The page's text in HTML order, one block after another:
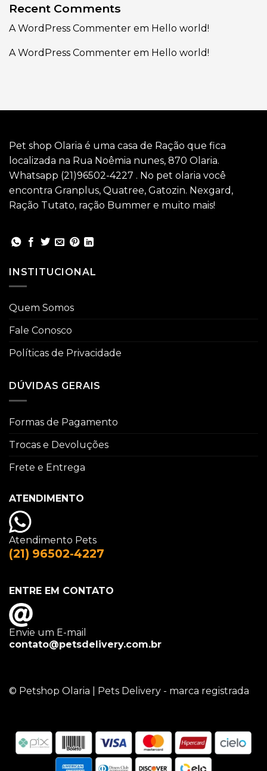
Recent Comments
A WordPress Commenter em Hello world!
A WordPress Commenter em Hello world!
Pet shop Olaria é uma casa de Ração que fica
localizada na Rua Noêmia nunes, 870 Olaria.
Whatsapp (21)96502-4227 . No pet olaria você
encontra Granplus, Quatree, Gatozin. Nexgard,
Ração Tutato, ração Bummer e muito mais!
INSTITUCIONAL
Quem Somos
Fale Conosco
Políticas de Privacidade
DÚVIDAS GERAIS
Formas de Pagamento
Trocas e Devoluções
Frete e Entrega
ATENDIMENTO
Atendimento Pets
(21) 96502-4227
ENTRE EM CONTATO
Envie um E-mail
contato@petsdelivery.com.br
© Petshop Olaria | Pets Delivery - marca registrada